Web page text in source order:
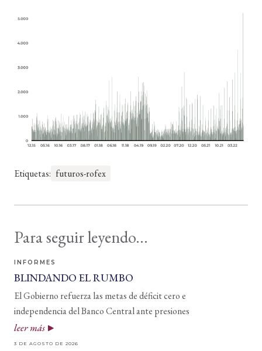
Etiquetas: futuros-rofex
Para seguir leyendo...
INFORMES
BLINDANDO EL RUMBO
El Gobierno refuerza las metas de déficit cero e
independencia del Banco Central ante presiones
leer más
3 DE AGOSTO DE 2026